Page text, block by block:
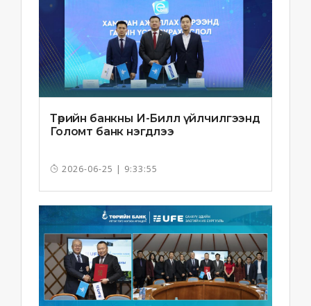
Төрийн банкны И-Билл үйлчилгээнд
Голомт банк нэгдлээ
2026-06-25 | 9:33:55